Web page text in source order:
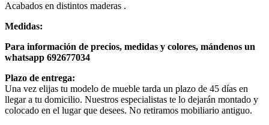
Acabados en distintos maderas .
Medidas:
Para información de precios, medidas y colores, mándenos un
whatsapp 692677034
Plazo de entrega:
Una vez elijas tu modelo de mueble tarda un plazo de 45 días en
llegar a tu domicilio. Nuestros especialistas te lo dejarán montado y
colocado en el lugar que desees. No retiramos mobiliario antiguo.